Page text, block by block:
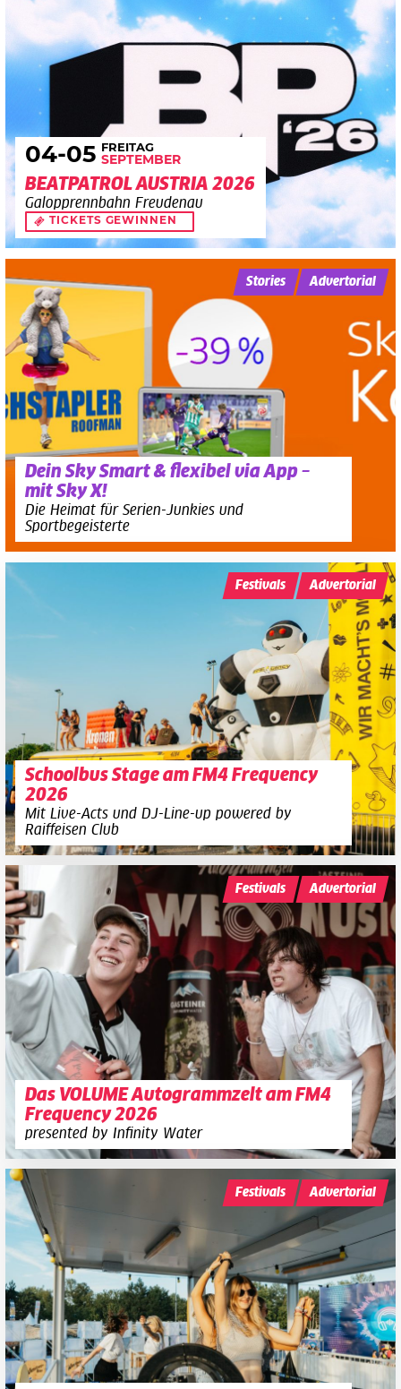
04-05 FREITAG
SEPTEMBER
BEATPATROL AUSTRIA 2026
Galopprennbahn Freudenau
TICKETS GEWINNEN
Dein Sky Smart & flexibel via App –
mit Sky X!
Die Heimat für Serien-Junkies und
Sportbegeisterte
Stories Advertorial
Schoolbus Stage am FM4 Frequency
2026
Mit Live-Acts und DJ-Line-up powered by
Raiffeisen Club
Festivals Advertorial
Das VOLUME Autogrammzelt am FM4
Frequency 2026
presented by Infinity Water
Festivals Advertorial
Festivals Advertorial